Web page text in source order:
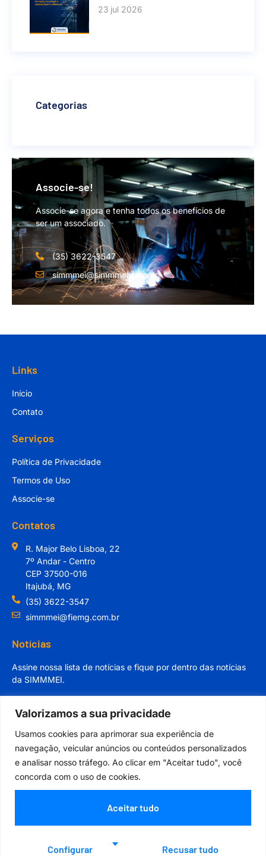
Valorizamos a sua privacidade
Usamos cookies para aprimorar sua experiência de
navegação, veicular anúncios ou conteúdos personalizados
e analisar nosso tráfego. Ao clicar em "Aceitar tudo", você
concorda com o uso de cookies.
Configurar Recusar tudo
Aceitar tudo
23 jul 2026
Categorias
Associe-se!
Associe-se agora e tenha todos os benefícios de
ser um associado.
(35) 3622-3547
simmmei@simmmei.com.br
Links
Início
Contato
Serviços
Política de Privacidade
Termos de Uso
Associe-se
Contatos
R. Major Belo Lisboa, 22
7º Andar - Centro
CEP 37500-016
Itajubá, MG
(35) 3622-3547
simmmei@fiemg.com.br
Notícias
Assine nossa lista de notícias e fique por dentro das notícias
da SIMMMEI.
Cadastrar